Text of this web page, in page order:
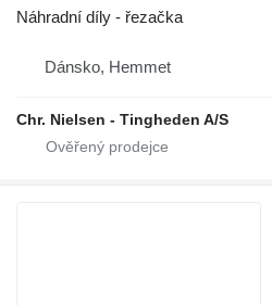
Náhradní díly - řezačka
Dánsko, Hemmet
Chr. Nielsen - Tingheden A/S